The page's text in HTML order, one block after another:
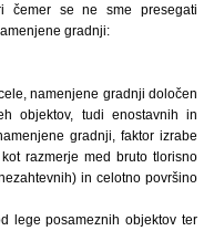
čemer se ne sme presegati
gradnji:
namenjene gradnji določen
objektov, tudi enostavnih in
gradnji, faktor izrabe
razmerje med bruto tlorisno
in celotno površino
lege posameznih objektov ter